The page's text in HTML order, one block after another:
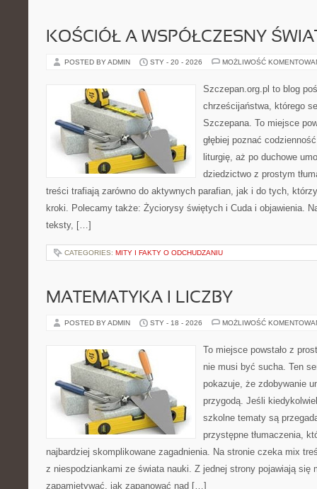
KOŚCIÓŁ A WSPÓŁCZESNY
POSTED BY ADMIN STY - 20 - 2026 MOŻLIWOŚĆ
Szczepan.org.pl to blog
chrześcijaństwa, którego
Szczepana. To miejsce
głębiej poznać
liturgię, aż po duchowe
dziedzictwo z prostym
treści trafiają zarówno do aktywnych parafian, jak i do tych,
kroki. Polecamy także: Życiorysy świętych i Cuda i objawienia.
teksty, […]
CATEGORIES: MITY I FAKTY O ODCHUDZANIU
MATEMATYKA I LICZBY
POSTED BY ADMIN STY - 18 - 2026 MOŻLIWOŚĆ
To miejsce powstało z
nie musi być sucha. Ten
pokazuje, że zdobywanie
przygodą. Jeśli
szkolne tematy są
przystępne tłumaczenia,
najbardziej skomplikowane zagadnienia. Na stronie czeka mix
z niespodziankami ze świata nauki. Z jednej strony pojawiają się
zapamiętywać, jak zapanować nad […]